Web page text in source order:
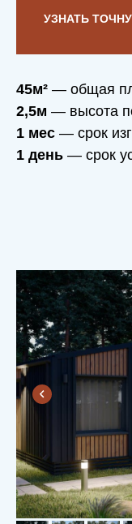
УЗНАТЬ
45м² — общая
2,5м — высота
1 мес — срок
1 день — срок